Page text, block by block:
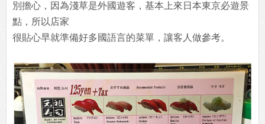
別擔心，因為淺草是外國遊客，基本上來日本東京必遊景
點，所以店家
很貼心早就準備好多國語言的菜單，讓客人做參考。